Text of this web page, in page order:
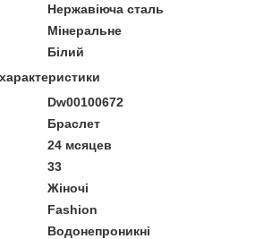
Нержавіюча сталь
Мінеральне
Білий
Dw00100672
Браслет
24 мсяцев
33
Жіночі
Fashion
Водонепроникні